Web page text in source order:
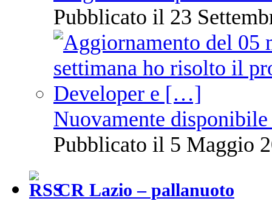
Pubblicato il 23
Nuovamente
Pubblicato il 5 Maggio
CR Lazio – pallanuoto